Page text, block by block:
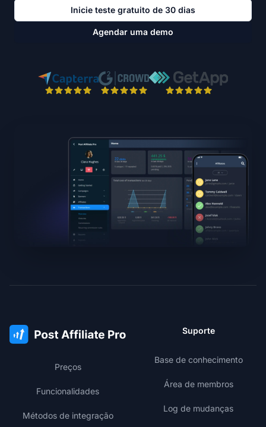
Inicie teste gratuito de 30 dias
Agendar uma demo
Preços
Funcionalidades
Métodos de integração
Suporte
Base de conhecimento
Área de membros
Log de mudanças